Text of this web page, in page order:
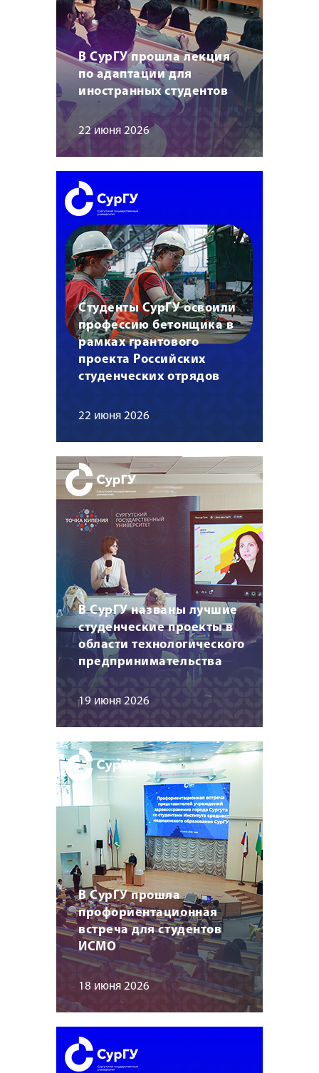
В СурГУ прошла лекция
по адаптации для
иностранных студентов
22 июня 2026
Студенты СурГУ освоили
профессию бетонщика в
рамках грантового
проекта Российских
студенческих отрядов
22 июня 2026
В СурГУ названы лучшие
студенческие проекты в
области технологического
предпринимательства
19 июня 2026
В СурГУ прошла
профориентационная
встреча для студентов
ИСМО
18 июня 2026